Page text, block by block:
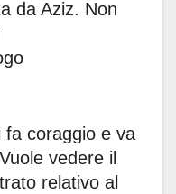
da Aziz. Non
fa coraggio e va
vedere il
relativo al